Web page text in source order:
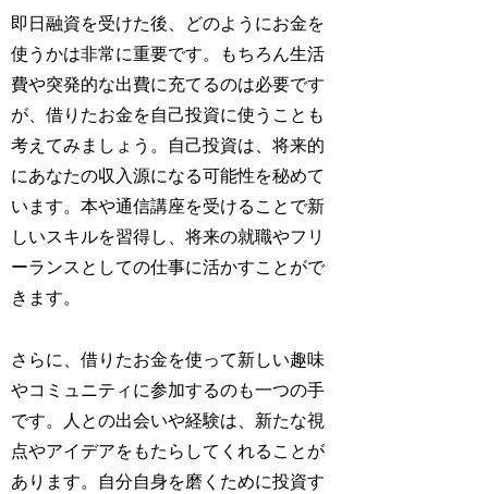
即日融資を受けた後、どのようにお金を
使うかは非常に重要です。もちろん生活
費や突発的な出費に充てるのは必要です
が、借りたお金を自己投資に使うことも
考えてみましょう。自己投資は、将来的
にあなたの収入源になる可能性を秘めて
います。本や通信講座を受けることで新
しいスキルを習得し、将来の就職やフリ
ーランスとしての仕事に活かすことがで
きます。
さらに、借りたお金を使って新しい趣味
やコミュニティに参加するのも一つの手
です。人との出会いや経験は、新たな視
点やアイデアをもたらしてくれることが
あります。自分自身を磨くために投資す